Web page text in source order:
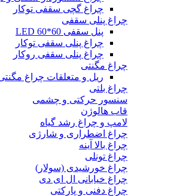
چراغ گچی سقفی توکار
چراغ پنلی سقفی
پنل سقفی 60*60 LED
چراغ پنلی سقفی توکار
چراغ پنلی سقفی روکار
چراغ مگنتی
ریل و متعلقات چراغ
چراغ بلتی
سنسور حرکتی و چشمی
قاب هالوژن
لامپ و چراغ رشد گیاه
چراغ اضطراری و شارژی
چراغ بالا آینه
چراغ تونلی
چراغ خورشیدی (سولار)
چراغ خیابانی ال ای دی
چراغ دفنی و پارکتی